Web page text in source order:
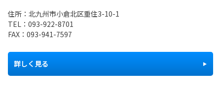
住所：北九州市小倉北区重住3-10-1
TEL： 093-922-8701
FAX：093-941-7597
詳しく見る